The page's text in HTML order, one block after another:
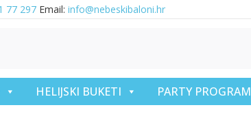
77 297 Email: info@nebeskibaloni.hr
HELIJSKI BUKETI PARTY PROGRAM